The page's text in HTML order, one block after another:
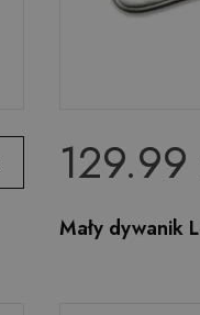
129.99
Mały dywanik